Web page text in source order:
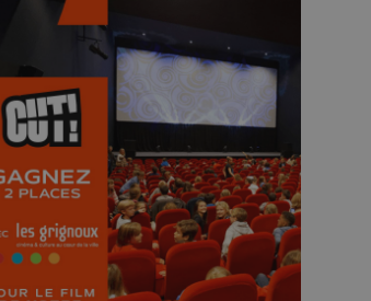
🎬 Concours CUT x
Les Grignoux ✨
Concours permanent - 2 places à
gagner chaque semaine !